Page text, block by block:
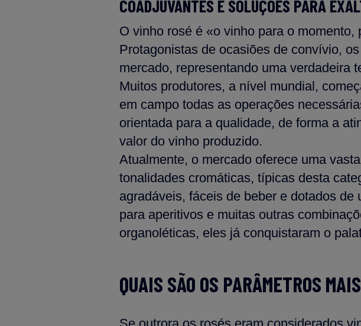
COADJUVANTES E SOLUÇÕES PARA
O vinho rosé é «o vinho para o
Protagonistas de ocasiões de convívio,
mercado, representando uma verdadeira
Muitos produtores, a nível mundial,
em campo todas as operações
orientada para a qualidade, de forma a
valor do vinho produzido.
Atualmente, o mercado oferece uma
tonalidades cromáticas, típicas desta
agradáveis, fáceis de beber e dotados
para aperitivos e muitas outras
organoléticas, eles já conquistaram o
QUAIS SÃO OS PARÂMETROS